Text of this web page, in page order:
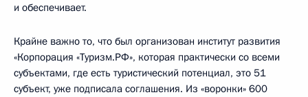
и обеспечивает.
Крайне важно то, что был организован институт развития
«Корпорация «Туризм.РФ», которая практически со всеми
субъектами, где есть туристический потенциал, это 51
субъект, уже подписала соглашения. Из «воронки» 600